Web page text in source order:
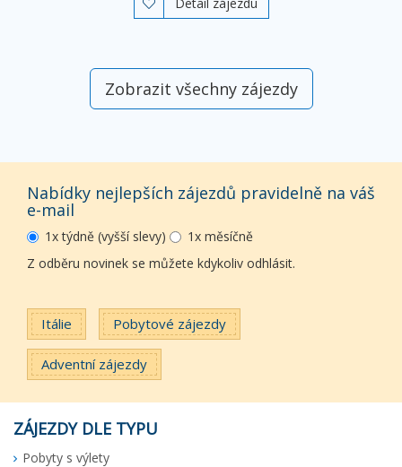

Zobrazit všechny zájezdy
Nabídky nejlepších zájezdů pravidelně na váš
e-mail
1x týdně (vyšší slevy)
1x měsíčně
Z odběru novinek se můžete kdykoliv odhlásit.
Itálie Pobytové zájezdy
Adventní zájezdy
ZÁJEZDY DLE TYPU
Pobyty s výlety